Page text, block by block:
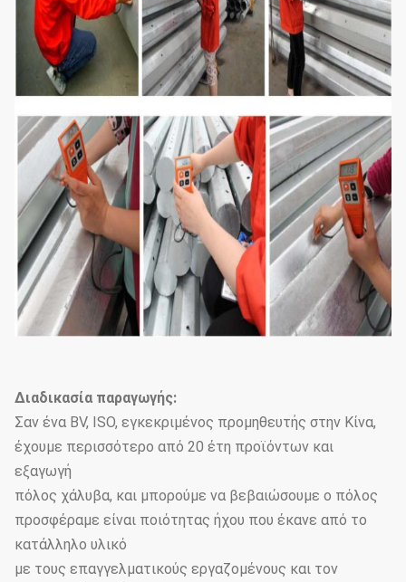
Διαδικασία παραγωγής:
Σαν ένα BV, ISO, εγκεκριμένος προμηθευτής στην Κίνα,
έχουμε περισσότερο από 20 έτη προϊόντων και
εξαγωγή
πόλος χάλυβα, και μπορούμε να βεβαιώσουμε ο πόλος
προσφέραμε είναι ποιότητας ήχου που έκανε από το
κατάλληλο υλικό
με τους επαγγελματικούς εργαζομένους και τον